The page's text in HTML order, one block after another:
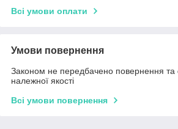
Всі умови оплати
Умови повернення
Законом не передбачено повернення та
належної якості
Всі умови повернення